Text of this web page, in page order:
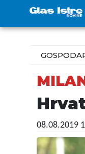
08.08.2019